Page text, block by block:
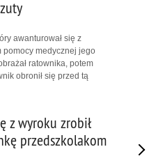
awanturował się z
medycznej jego
ratownika, potem
obronił się przed tą
z wyroku zrobił
przedszkolakom